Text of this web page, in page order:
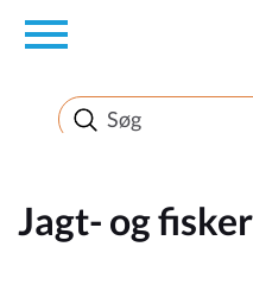
en
Borger
Erhverv
Jagt- og